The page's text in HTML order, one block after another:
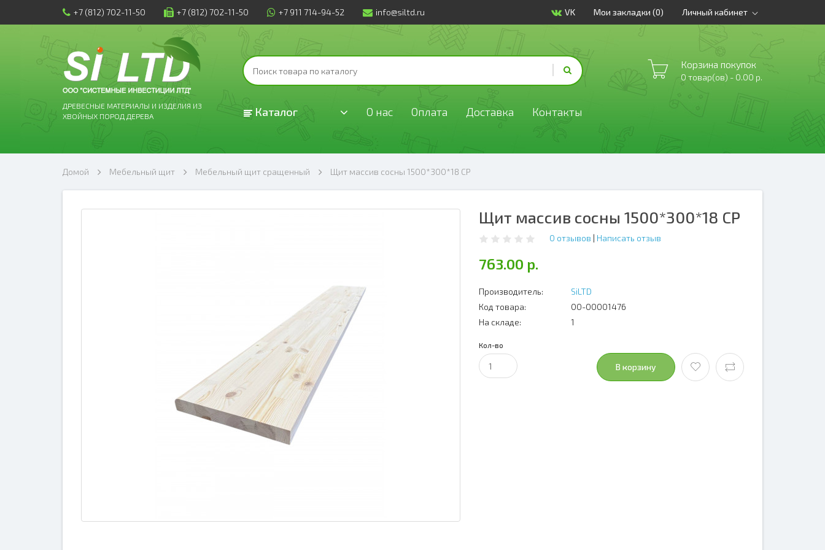
+7 (812) 702-11-50 +7 (812) 702-11-50 +7 911 714-94-52 info@siltd.ru VK Мои закладки (0) Личный кабинет
Корзина покупок
0 товар(ов) - 0.00 р.
ДРЕВЕСНЫЕ МАТЕРИАЛЫ И ИЗДЕЛИЯ ИЗ
ХВОЙНЫХ ПОРОД ДЕРЕВА
Каталог О нас Оплата Доставка Контакты
Домой Мебельный щит Мебельный щит сращенный Щит массив сосны 1500*300*18 СР
Щит массив сосны 1500*300*18 СР
0 отзывов | Написать отзыв
763.00 р.
Производитель:
SiLTD
Код товара:
00-00001476
На складе:
1
Кол-во
В корзину